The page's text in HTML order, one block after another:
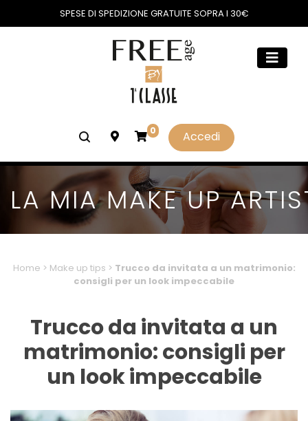
SPESE DI SPEDIZIONE GRATUITE SOPRA I 30€
0 Accedi
LA MIA MAKE UP
Home > Make up tips > Trucco da invitata a un matrimonio:
consigli per un look impeccabile
Trucco da invitata a un
matrimonio: consigli per
un look impeccabile